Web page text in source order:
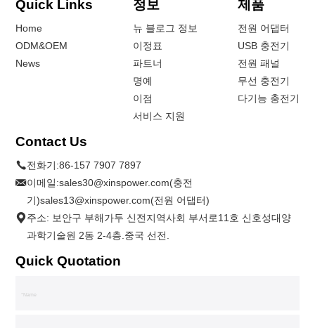
Quick Links
Home
ODM&OEM
News
정보
뉴 블로그 정보
이정표
파트너
명예
이점
서비스 지원
제품
전원 어댑터
USB 충전기
전원 패널
무선 충전기
다기능 충전기
Contact Us
전화기:86-157 7907 7897
이메일:sales30@xinspower.com(충전
기)sales13@xinspower.com(전원 어댑터)
주소: 보안구 부해가두 신전지역사회 부서로11호 신호성대양
과학기술원 2동 2-4층.중국 선전.
Quick Quotation